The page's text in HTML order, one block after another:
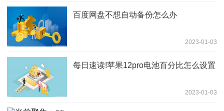
百度网盘不想自动备份怎么办
2023-01-03
每日速读!苹果12pro电池百分比怎么设置
2023-01-03